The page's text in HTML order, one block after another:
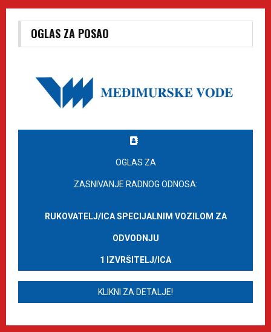
OGLAS ZA POSAO
OGLAS ZA
ZASNIVANJE RADNOG ODNOSA:
RUKOVATELJ/ICA SPECIJALNIM VOZILOM ZA
ODVODNJU
1 IZVRŠITELJ/ICA
KLIKNI ZA DETALJE!